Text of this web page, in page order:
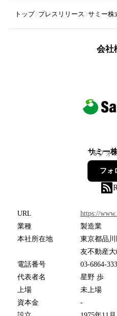
トップ プレスリリース サミー株
会社
サミー
6フォ
フォ
URL
https://
業種
製造業
本社所在地
東京都品
友不動産
電話番号
03-6864-
代表者名
星野 歩
上場
未上場
資本金
-